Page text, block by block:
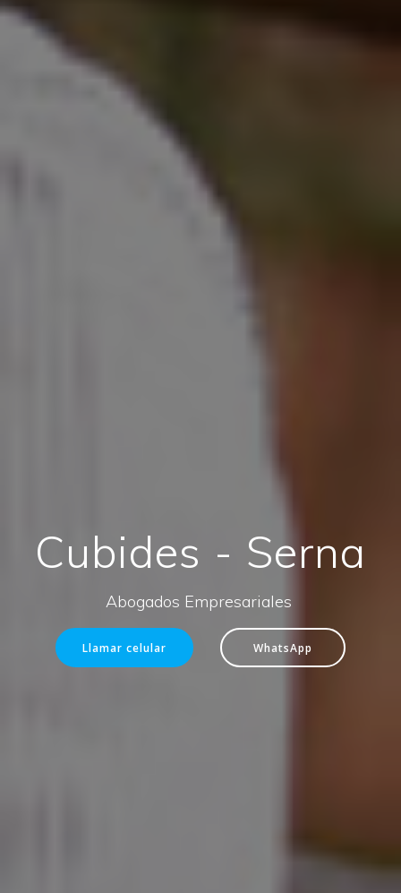
Cubides - Serna
Abogados Empresariales
Llamar celular WhatsApp